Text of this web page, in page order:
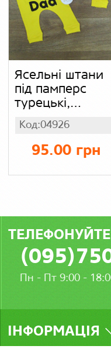
Ясельні штани
під памперс
турецькі,
інтерлок
Код:04926
95.00 грн
ТЕЛЕФОНУЙТЕ
Пн - Пт 9:00 -
ІНФОРМАЦІЯ